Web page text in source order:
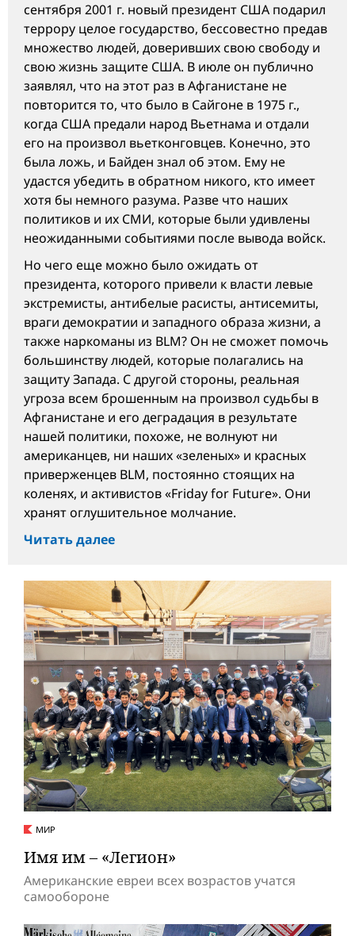
сентября 2001 г. новый президент США подарил
террору целое государство, бессовестно предав
множество людей, доверивших свою свободу и
свою жизнь защите США. В июле он публично
заявлял, что на этот раз в Афганистане не
повторится то, что было в Сайгоне в 1975 г.,
когда США предали народ Вьетнама и отдали
его на произвол вьетконговцев. Конечно, это
была ложь, и Байден знал об этом. Ему не
удастся убедить в обратном никого, кто имеет
хотя бы немного разума. Разве что наших
политиков и их СМИ, которые были удивлены
неожиданными событиями после вывода войск.
Но чего еще можно было ожидать от
президента, которого привели к власти левые
экстремисты, антибелые расисты, антисемиты,
враги демократии и западного образа жизни, а
также наркоманы из BLM? Он не сможет помочь
большинству людей, которые полагались на
защиту Запада. С другой стороны, реальная
угроза всем брошенным на произвол судьбы в
Афганистане и его деградация в результате
нашей политики, похоже, не волнуют ни
американцев, ни наших «зеленых» и красных
приверженцев BLM, постоянно стоящих на
коленях, и активистов «Friday for Future». Они
хранят оглушительное молчание.
Читать далее
МИР
Имя им – «Легион»
Американские евреи всех возрастов учатся
самообороне